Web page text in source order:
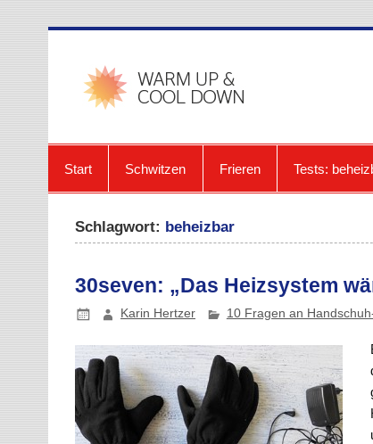
Start Schwitzen Frieren Tests:
Schlagwort: beheizbar
30seven: „Das Heizsystem
Karin Hertzer 10 Fragen an